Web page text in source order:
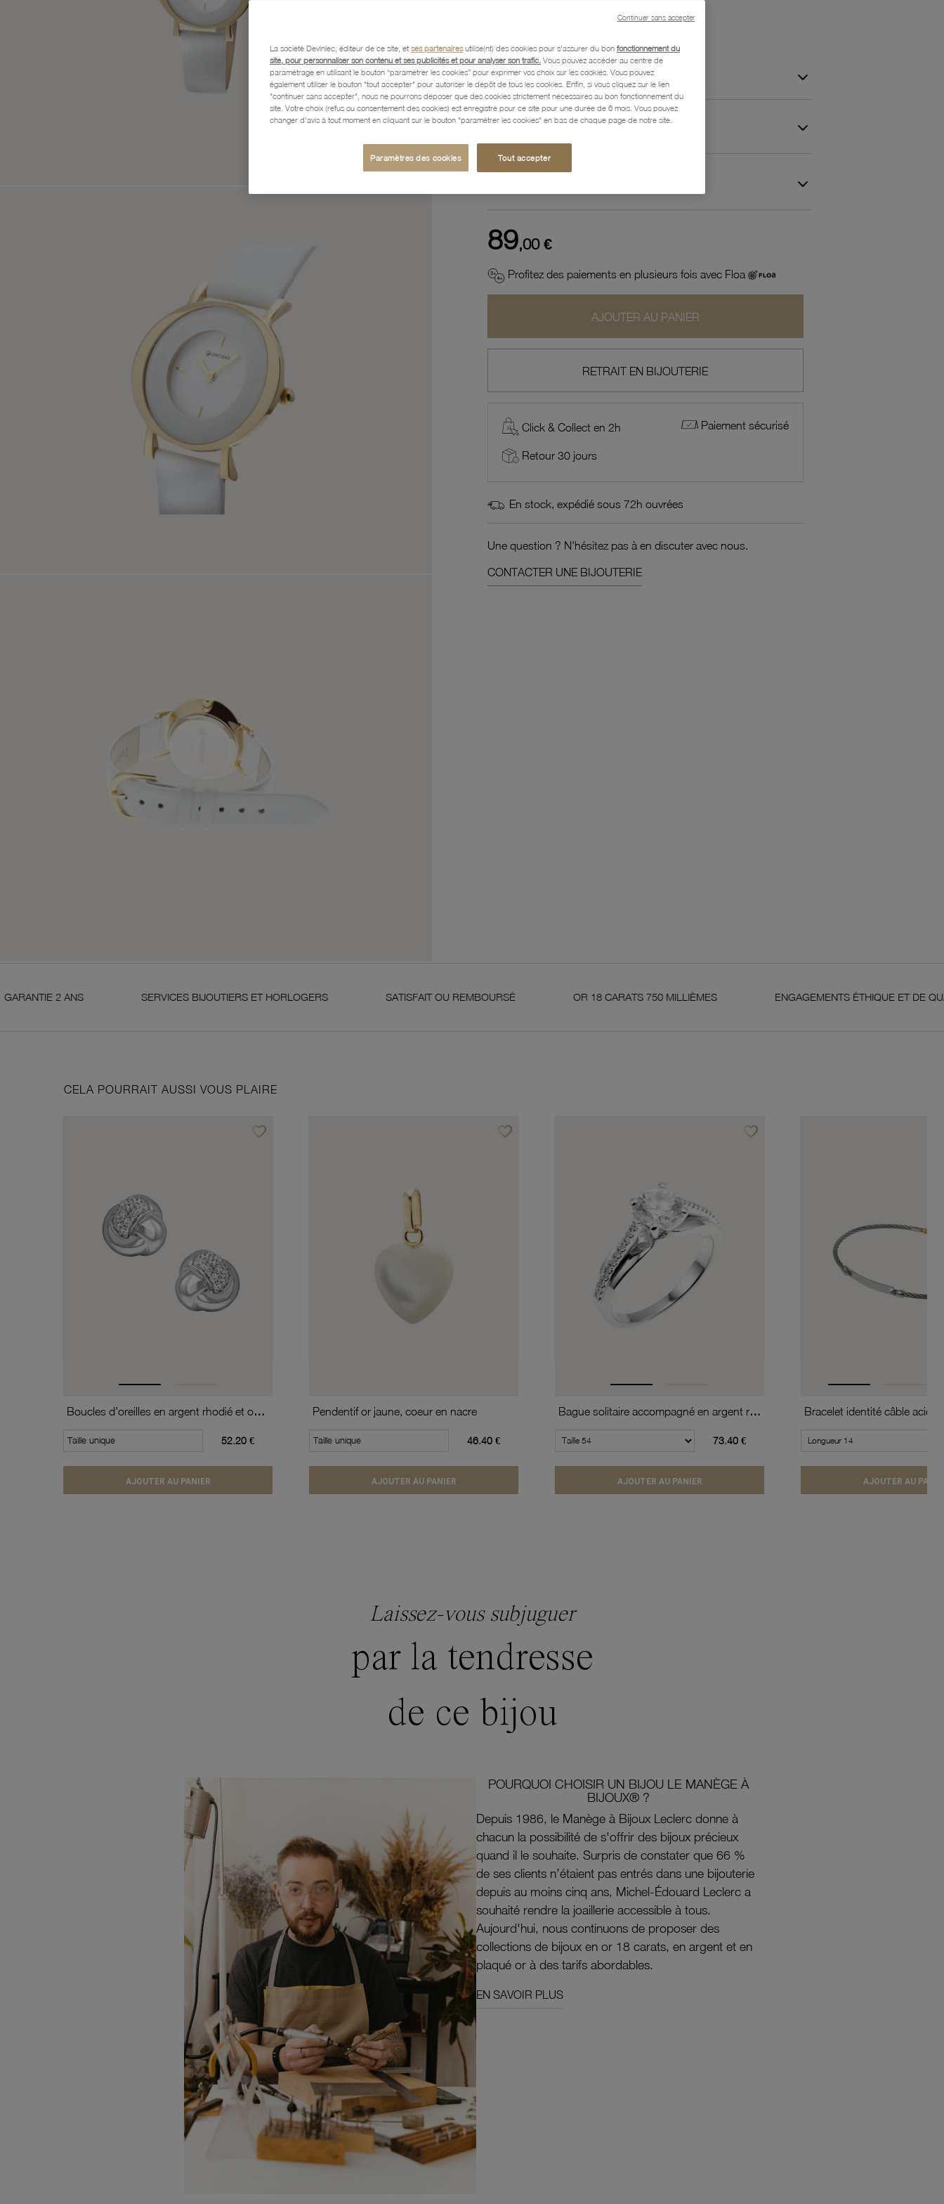
Description
Caractéristiques détaillées
89,00 €
Profitez des paiements en plusieurs fois avec Floa
AJOUTER AU PANIER
RETRAIT EN BIJOUTERIE
Click & Collect en 2h Paiement sécurisé
Retour 30 jours
En stock, expédié sous 72h ouvrées
Une question ? N'hésitez pas à en discuter avec nous.
CONTACTER UNE BIJOUTERIE
SERVICES BIJOUTIERS ET HORLOGERS SATISFAIT OU REMBOURSÉ OR 18 CARATS 750 MILLIÈMES ENGAGEMENTS ÉTHIQUE ET DE QUALITÉ
CELA POURRAIT AUSSI VOUS PLAIRE
favorite_borderAjouter à vos favoris
Boucles d'oreilles en argent rhodié et oxydes de zirconium
Taille unique 52.20 €
AJOUTER AU PANIER
favorite_borderAjouter à vos favoris
Pendentif or jaune, coeur en nacre
Taille unique 46.40 €
AJOUTER AU PANIER
favorite_borderAjouter à vos favoris
Bague solitaire accompagné en argent rhodié, oxydes de zirconium
73.40 €
AJOUTER AU PANIER
Bracelet identité câble acier
AJOUTER AU
Laissez-vous subjuguer
par la tendresse
de ce bijou
POURQUOI CHOISIR UN BIJOU LE MANÈGE À
BIJOUX® ?
Depuis 1986, le Manège à Bijoux Leclerc donne à
chacun la possibilité de s'offrir des bijoux précieux
quand il le souhaite. Surpris de constater que 66 %
de ses clients n’étaient pas entrés dans une bijouterie
depuis au moins cinq ans, Michel-Édouard Leclerc a
souhaité rendre la joaillerie accessible à tous.
Aujourd'hui, nous continuons de proposer des
collections de bijoux en or 18 carats, en argent et en
plaqué or à des tarifs abordables.
EN SAVOIR PLUS
La société Devinlec, éditeur de ce site, et ses partenairesutilise(nt) des cookies pour s'assurer du bon fonctionnement du
site, pour personnaliser son contenu et ses publicités et pour analyser son trafic. Vous pouvez accéder au centre de
paramétrage en utilisant le bouton “paramétrer les cookies” pour exprimer vos choix sur les cookies. Vous pouvez
également utiliser le bouton "tout accepter" pour autoriser le dépôt de tous les cookies. Enfin, si vous cliquez sur le lien
"continuer sans accepter", nous ne pourrons déposer que des cookies strictement nécessaires au bon fonctionnement du
site. Votre choix (refus ou consentement des cookies) est enregistré pour ce site pour une durée de 6 mois. Vous pouvez
changer d'avis à tout moment en cliquant sur le bouton "paramétrer les cookies" en bas de chaque page de notre site.
Paramètres des cookies Tout accepter
Continuer sans accepter